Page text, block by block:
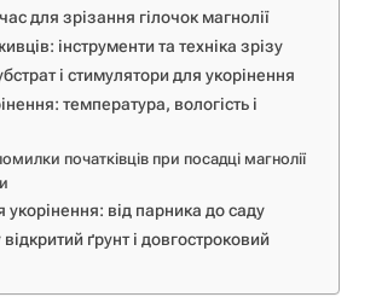
для зрізання гілочок магнолії
інструменти та техніка зрізу
і стимулятори для укорінення
температура, вологість і
початківців при посадці магнолії
укорінення: від парника до саду
ґрунт і довгостроковий